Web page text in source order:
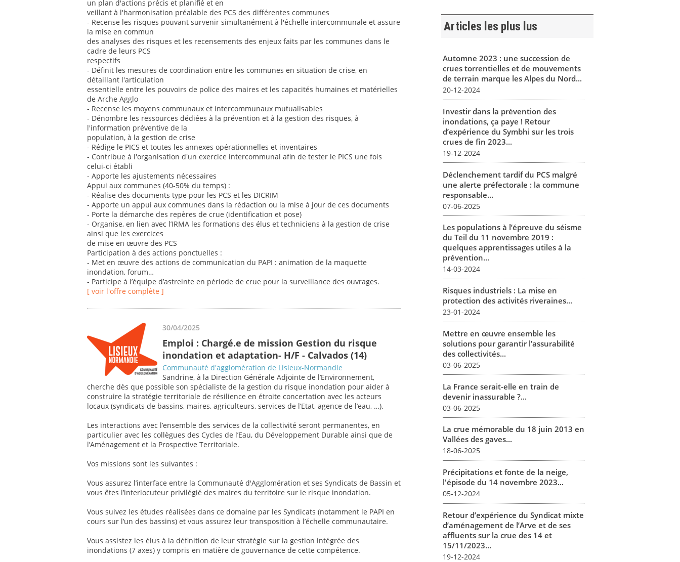
un plan d'actions précis et planifié et en
veillant à l'harmonisation préalable des PCS des différentes communes
- Recense les risques pouvant survenir simultanément à l'échelle intercommunale et assure
la mise en commun
des analyses des risques et les recensements des enjeux faits par les communes dans le
cadre de leurs PCS
respectifs
- Définit les mesures de coordination entre les communes en situation de crise, en
détaillant l'articulation
essentielle entre les pouvoirs de police des maires et les capacités humaines et matérielles
de Arche Agglo
- Recense les moyens communaux et intercommunaux mutualisables
- Dénombre les ressources dédiées à la prévention et à la gestion des risques, à
l'information préventive de la
population, à la gestion de crise
- Rédige le PICS et toutes les annexes opérationnelles et inventaires
- Contribue à l'organisation d'un exercice intercommunal afin de tester le PICS une fois
celui-ci établi
- Apporte les ajustements nécessaires
Appui aux communes (40-50% du temps) :
- Réalise des documents type pour les PCS et les DICRIM
- Apporte un appui aux communes dans la rédaction ou la mise à jour de ces documents
- Porte la démarche des repères de crue (identification et pose)
- Organise, en lien avec l’IRMA les formations des élus et techniciens à la gestion de crise
ainsi que les exercices
de mise en œuvre des PCS
Participation à des actions ponctuelles :
- Met en œuvre des actions de communication du PAPI : animation de la maquette
inondation, forum…
- Participe à l’équipe d’astreinte en période de crue pour la surveillance des ouvrages.
[ voir l'offre complète ]
30/04/2025
Emploi : Chargé.e de mission Gestion du risque
inondation et adaptation- H/F - Calvados (14)
Communauté d'agglomération de Lisieux-Normandie
Sandrine, à la Direction Générale Adjointe de l’Environnement,
cherche dès que possible son spécialiste de la gestion du risque inondation pour aider à
construire la stratégie territoriale de résilience en étroite concertation avec les acteurs
locaux (syndicats de bassins, maires, agriculteurs, services de l’Etat, agence de l’eau, …).
Les interactions avec l’ensemble des services de la collectivité seront permanentes, en
particulier avec les collègues des Cycles de l’Eau, du Développement Durable ainsi que de
l’Aménagement et la Prospective Territoriale.
Vos missions sont les suivantes :
Vous assurez l’interface entre la Communauté d'Agglomération et ses Syndicats de Bassin et
vous êtes l’interlocuteur privilégié des maires du territoire sur le risque inondation.
Vous suivez les études réalisées dans ce domaine par les Syndicats (notamment le PAPI en
cours sur l’un des bassins) et vous assurez leur transposition à l’échelle communautaire.
Vous assistez les élus à la définition de leur stratégie sur la gestion intégrée des
inondations (7 axes) y compris en matière de gouvernance de cette compétence.
Articles les plus lus
Automne 2023 : une succession de
crues torrentielles et de mouvements
de terrain marque les Alpes du Nord...
20-12-2024
Investir dans la prévention des
inondations, ça paye ! Retour
d’expérience du Symbhi sur les trois
crues de fin 2023...
19-12-2024
Déclenchement tardif du PCS malgré
une alerte préfectorale : la commune
responsable...
07-06-2025
Les populations à l’épreuve du séisme
du Teil du 11 novembre 2019 :
quelques apprentissages utiles à la
prévention...
14-03-2024
Risques industriels : La mise en
protection des activités riveraines...
23-01-2024
Mettre en œuvre ensemble les
solutions pour garantir l’assurabilité
des collectivités...
03-06-2025
La France serait-elle en train de
devenir inassurable ?...
03-06-2025
La crue mémorable du 18 juin 2013 en
Vallées des gaves...
18-06-2025
Précipitations et fonte de la neige,
l'épisode du 14 novembre 2023...
05-12-2024
Retour d’expérience du Syndicat mixte
d’aménagement de l’Arve et de ses
affluents sur la crue des 14 et
15/11/2023...
19-12-2024